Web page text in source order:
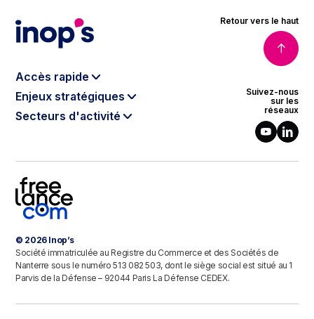
Accès rapide
Le modèle Inop’s
Qui sommes-nous ?
Nos engagements RSE
Le programme partenaires
Intelligence de la donnée
Contact
Enjeux stratégiques
Data & Intelligence Artificielle
Cybersécurité
Digital Software Engineering
Agilité
Industrie 4.0
Sustainable IT
Secteurs d'activité
Télécoms & Médias
Luxe & Retail
Industries & Healthcare
Secteur public
Défense
Transports & Logistique
Immobilier & Construction
Retour vers le haut
Suivez-nous
sur les
réseaux
© 2026 Inop’s
Société immatriculée au Registre du Commerce et des Sociétés de
Nanterre sous le numéro 513 082 503, dont le siège social est situé au 1
Parvis de la Défense – 92044 Paris La Défense CEDEX.